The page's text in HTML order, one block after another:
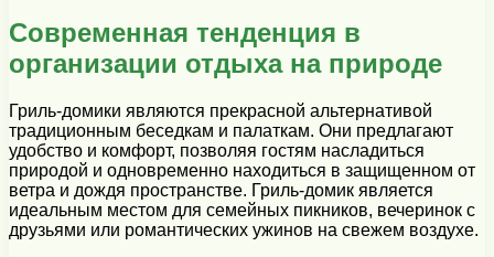
Современная тенденция в
организации отдыха на природе
Гриль-домики являются прекрасной альтернативой
традиционным беседкам и палаткам. Они предлагают
удобство и комфорт, позволяя гостям насладиться
природой и одновременно находиться в защищенном от
ветра и дождя пространстве. Гриль-домик является
идеальным местом для семейных пикников, вечеринок с
друзьями или романтических ужинов на свежем воздухе.